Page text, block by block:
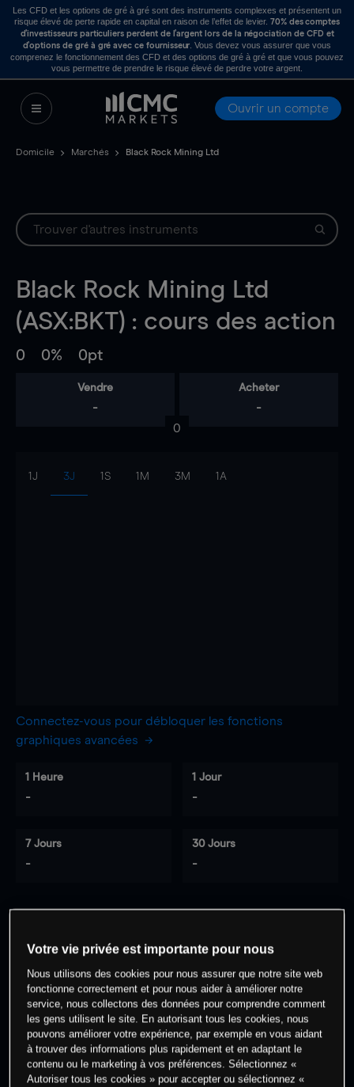
Les CFD et les options de gré à gré sont des instruments complexes et présentent un
risque élevé de perte rapide en capital en raison de l’effet de levier. 70% des comptes
d’investisseurs particuliers perdent de l’argent lors de la négociation de CFD et
d’options de gré à gré avec ce fournisseur . Vous devez vous assurer que vous
comprenez le fonctionnement des CFD et des options de gré à gré et que vous pouvez
vous permettre de prendre le risque élevé de perdre votre argent.
Ouvrir un compte
Domicile Marchés Black Rock Mining Ltd
Black Rock Mining Ltd
(ASX:BKT) : cours des action
0 0% 0pt
Vendre
-
Acheter
-
0
1J 3J 1S 1M 3M 1A
Connectez-vous pour débloquer les fonctions
graphiques avancées
1 Heure
-
1 Jour
-
7 Jours
-
30 Jours
-
cet actif
Commencez à trader
Votre vie privée est importante pour nous
Nous utilisons des cookies pour nous assurer que notre site web
fonctionne correctement et pour nous aider à améliorer notre
service, nous collectons des données pour comprendre comment
les gens utilisent le site. En autorisant tous les cookies, nous
pouvons améliorer votre expérience, par exemple en vous aidant
à trouver des informations plus rapidement et en adaptant le
contenu ou le marketing à vos préférences. Sélectionnez «
Autoriser tous les cookies » pour accepter ou sélectionnez «